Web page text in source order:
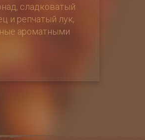
сладковатый
и репчатый лук,
ароматными